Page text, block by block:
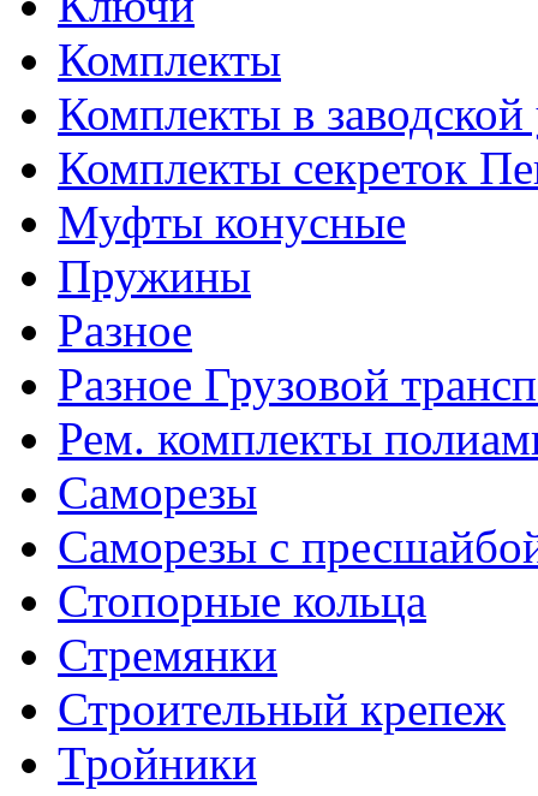
Комплекты
Комплекты в заводской
Комплекты секреток
Муфты конусные
Пружины
Разное
Разное Грузовой
Рем. комплекты
Саморезы
Саморезы с
Стопорные кольца
Стремянки
Строительный крепеж
Тройники